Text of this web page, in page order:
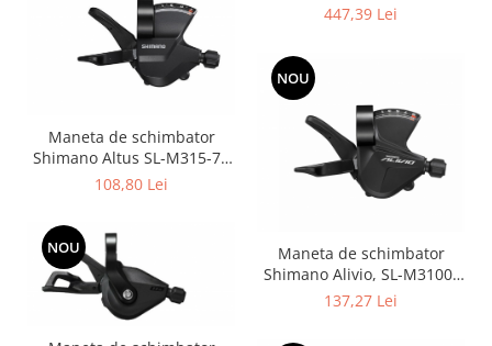
447,39 Lei
Maneta de schimbator
Shimano Altus SL-M315-7R
Dreapta, 7v 2050mm
108,80 Lei
NOU
Maneta de schimbator
Shimano Alivio, SL-M3100-
R, partea dreapta, 9
137,27 Lei
NOU